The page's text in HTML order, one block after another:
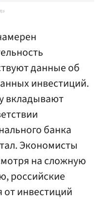
данные об
инвестиций.
вкладывают
банка
Экономисты
на сложную
российские
инвестиций